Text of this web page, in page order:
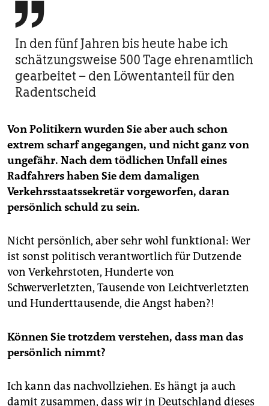

In den fünf Jahren bis heute habe ich
schätzungsweise 500 Tage ehrenamtlich
gearbeitet – den Löwentanteil für den
Radentscheid
Von Politikern wurden Sie aber auch schon
extrem scharf angegangen, und nicht ganz von
ungefähr. Nach dem tödlichen Unfall eines
Radfahrers haben Sie dem damaligen
Verkehrsstaatssekretär vorgeworfen, daran
persönlich schuld zu sein.
Nicht persönlich, aber sehr wohl funktional: Wer
ist sonst politisch verantwortlich für Dutzende
von Verkehrstoten, Hunderte von
Schwerverletzten, Tausende von Leichtverletzten
und Hunderttausende, die Angst haben?!
Können Sie trotzdem verstehen, dass man das
persönlich nimmt?
Ich kann das nachvollziehen. Es hängt ja auch
damit zusammen, dass wir in Deutschland dieses